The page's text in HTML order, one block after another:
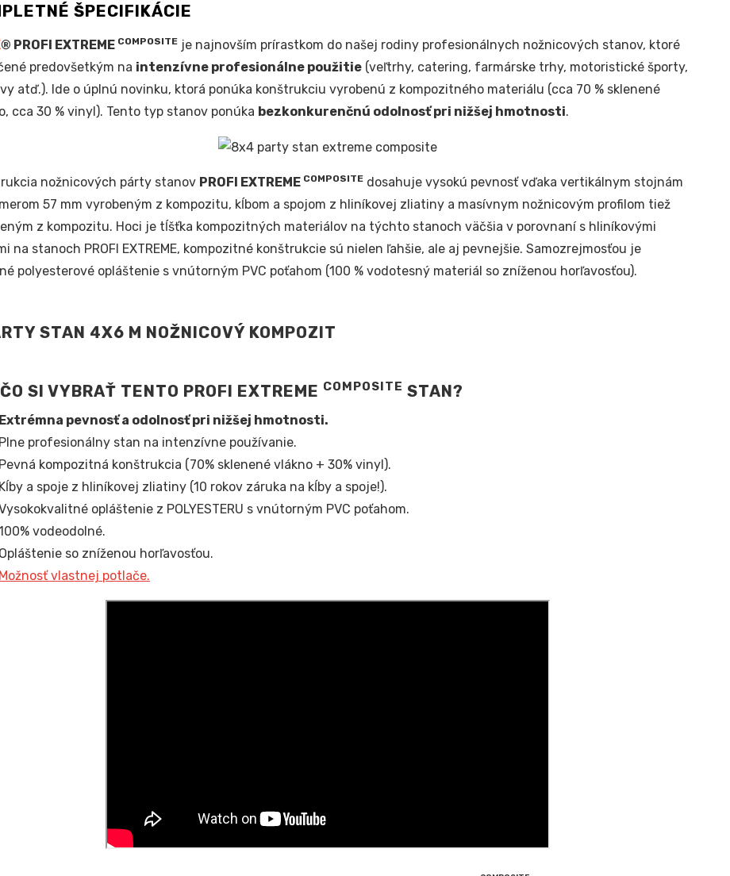
ŠPECIFIKÁCIE
® PROFI EXTREME COMPOSITEje najnovším prírastkom do našej rodiny profesionálnych nožnicových stanov, ktoré
predovšetkým na intenzívne profesionálne použitie(veľtrhy, catering, farmárske trhy, motoristické športy,
atď.). Ide o úplnú novinku, ktorá ponúka konštrukciu vyrobenú z kompozitného materiálu (cca 70 % sklenené
cca 30 % vinyl). Tento typ stanov ponúka bezkonkurenčnú odolnosť pri nižšej hmotnosti.
nožnicových párty stanov PROFI EXTREME COMPOSITEdosahuje vysokú pevnosť vďaka vertikálnym stojnám
57 mm vyrobeným z kompozitu, kĺbom a spojom z hliníkovej zliatiny a masívnym nožnicovým profilom tiež
z kompozitu. Hoci je tĺšťka kompozitných materiálov na týchto stanoch väčšia v porovnaní s hliníkovými
na stanoch PROFI EXTREME, kompozitné konštrukcie sú nielen ľahšie, ale aj pevnejšie. Samozrejmosťou je
polyesterové opláštenie s vnútorným PVC poťahom (100 % vodotesný materiál so zníženou horľavosťou).
SI VYBRAŤ TENTO PROFI EXTREME COMPOSITE STAN?
Extrémna pevnosť a odolnosť pri nižšej hmotnosti.
Plne profesionálny stan na intenzívne používanie.
Pevná kompozitná konštrukcia (70% sklenené vlákno + 30% vinyl).
Kĺby a spoje z hliníkovej zliatiny (10 rokov záruka na kĺby a spoje!).
opláštenie z POLYESTERU s vnútorným PVC poťahom.
vodeodolné.
Opláštenie so zníženou horľavosťou.
Možnosť vlastnej potlače.